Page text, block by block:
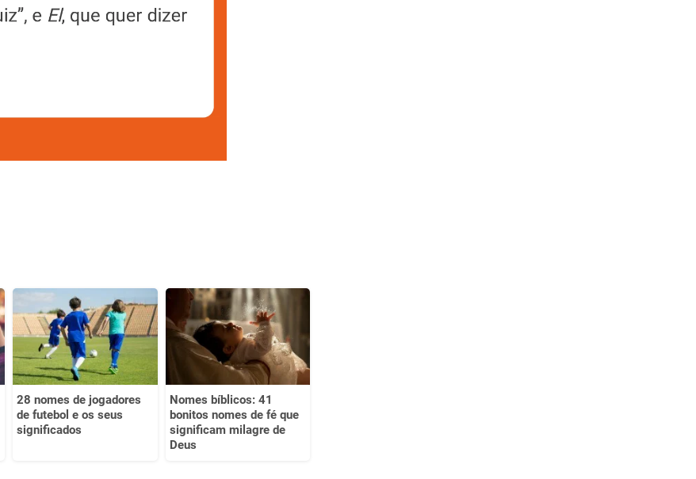
28 nomes de jogadores
de futebol e os seus
significados
Nomes bíblicos: 41
bonitos nomes de fé que
significam milagre de
Deus